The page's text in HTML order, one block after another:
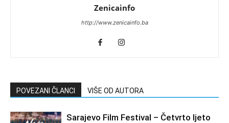
Zenicainfo
http://www.zenicainfo.ba
POVEZANI ČLANCI VIŠE OD AUTORA
Sarajevo Film Festival – Četvrto ljeto